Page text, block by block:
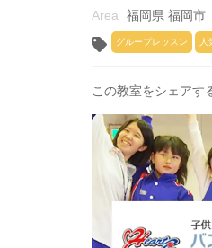
福岡県 福岡市
グループレッスン 人
この教室をシェアす